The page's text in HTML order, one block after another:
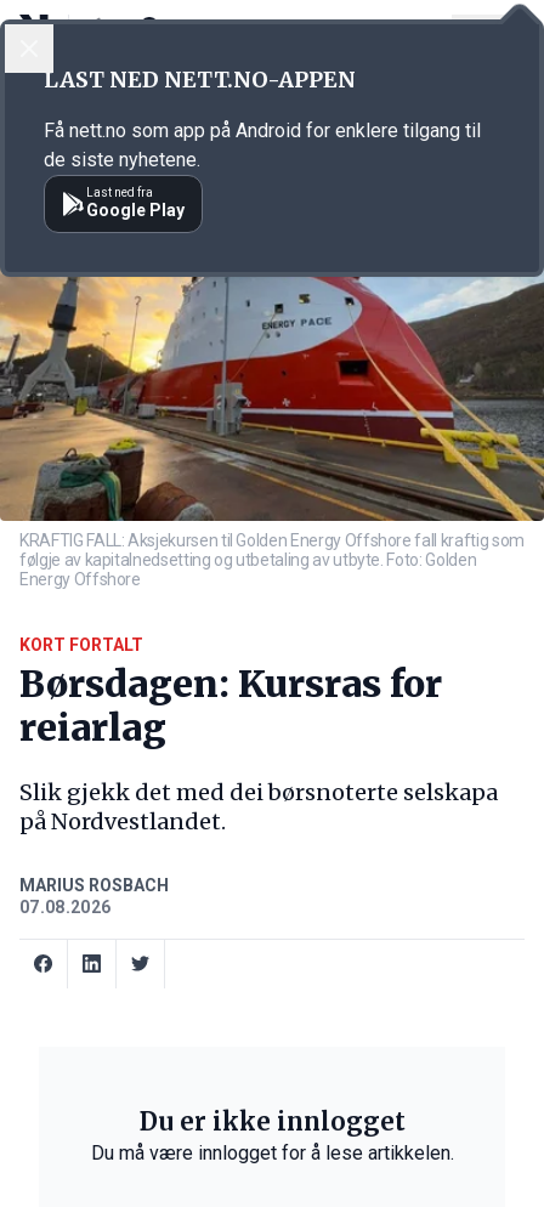
Annonsørinnhold
KRAFTIG FALL: Aksjekursen til Golden Energy Offshore fall kraftig som
følgje av kapitalnedsetting og utbetaling av utbyte. Foto: Golden
Energy Offshore
KORT FORTALT
Børsdagen: Kursras for
reiarlag
Slik gjekk det med dei børsnoterte selskapa
på Nordvestlandet.
MARIUS ROSBACH
07.08.2026
Du er ikke innlogget
Du må være innlogget for å lese artikkelen.
LAST NED NETT.NO-APPEN
Få nett.no som app på Android for enklere tilgang til
de siste nyhetene.
Last ned fra
Google Play